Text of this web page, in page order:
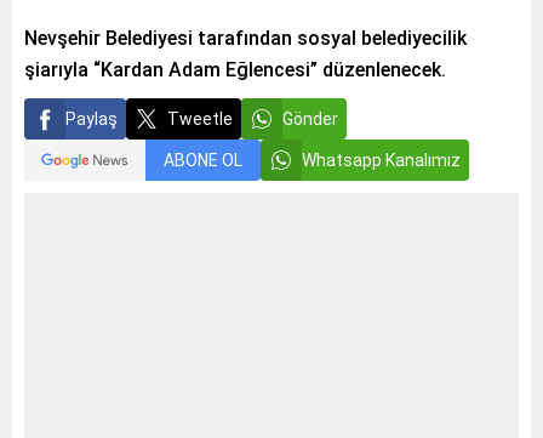
Nevşehir Belediyesi tarafından sosyal belediyecilik
şiarıyla “Kardan Adam Eğlencesi” düzenlenecek.
Paylaş Tweetle Gönder
ABONE OL Whatsapp Kanalımız